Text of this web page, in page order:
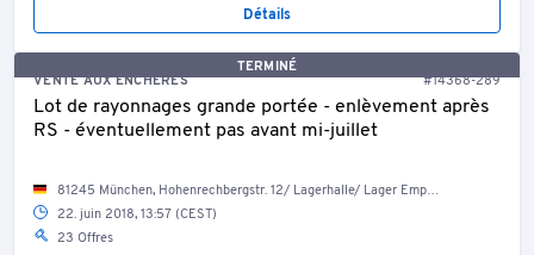
Détails
TERMINÉ
VENTE AUX ENCHÈRES
#14368-289
Lot de rayonnages grande portée - enlèvement après
RS - éventuellement pas avant mi-juillet
81245 München, Hohenrechbergstr. 12/ Lagerhalle/ Lager Empore
22. juin 2018, 13:57 (CEST)
23 Offres